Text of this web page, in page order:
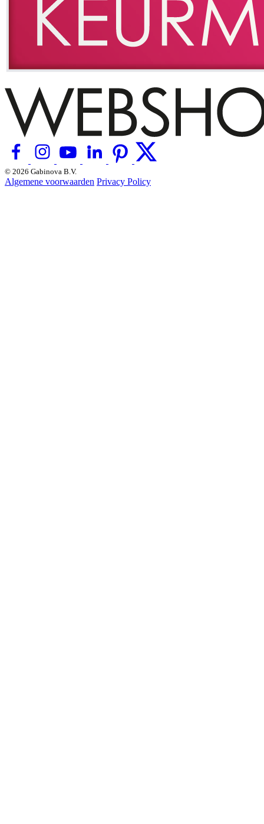
© 2026 Gabinova B.V.
Algemene voorwaarden Privacy Policy